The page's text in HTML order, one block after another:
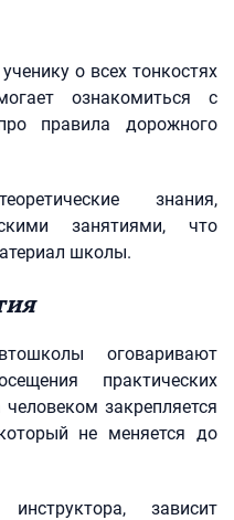
о всех тонкостях
ознакомиться с
правила дорожного
знания,
занятиями, что
школы.
оговаривают
практических
закрепляется
не меняется до
зависит